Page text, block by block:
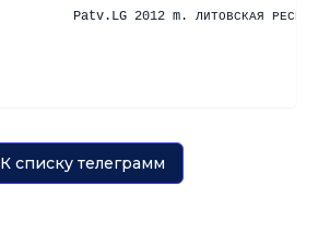
Patv . LG 2012m .ЛИТОВСКАЯ
К списку телеграмм